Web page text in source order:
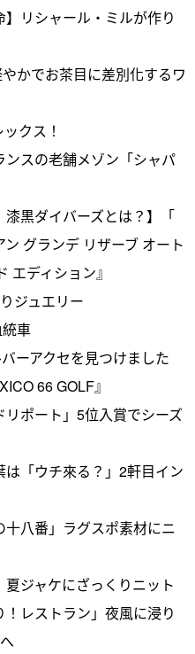
】リシャール・ミルが作り
かでお茶目に差別化するワ
クス！
ンスの老舗メゾン「シャパ
漆黒ダイバーズとは？】「
グランデ リザーブ オート
エディション』
ジュエリー
車
ーアクセを見つけました
66 GOLF』
ポート」5位入賞でシーズ
「ウチ來る？」2軒目イン
八番」ラグスポ素材にニ
ジャケにざっくりニット
レストラン」夜風に浸り